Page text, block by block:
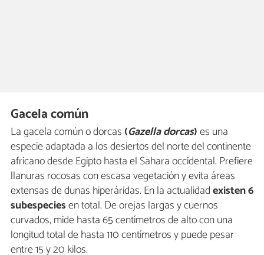
Gacela común
La gacela común o dorcas (Gazella dorcas)es una
especie adaptada a los desiertos del norte del continente
africano desde Egipto hasta el Sahara occidental. Prefiere
llanuras rocosas con escasa vegetación y evita áreas
extensas de dunas hiperáridas. En la actualidadexisten 6
subespeciesen total. De orejas largas y cuernos
curvados, mide hasta 65 centímetros de alto con una
longitud total de hasta 110 centímetros y puede pesar
entre 15 y 20 kilos.